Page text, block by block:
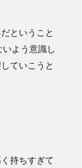
ということ
よう意識し
ていこうと
持ちすぎて